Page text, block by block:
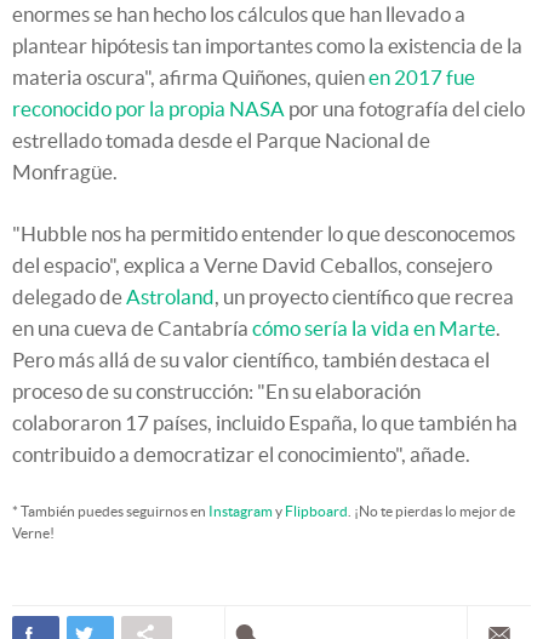
enormes se han hecho los cálculos que han llevado a
plantear hipótesis tan importantes como la existencia de la
materia oscura", afirma Quiñones, quienen 2017 fue
reconocido por la propia NASA por una fotografía del cielo
estrellado tomada desde el Parque Nacional de
Monfragüe.
"Hubble nos ha permitido entender lo que desconocemos
del espacio", explica a Verne David Ceballos, consejero
delegado deAstroland, un proyecto científico que recrea
en una cueva de Cantabría cómo sería la vida en Marte.
Pero más allá de su valor científico, también destaca el
proceso de su construcción: "En su elaboración
colaboraron 17 países, incluido España, lo que también ha
contribuido a democratizar el conocimiento", añade.
* También puedes seguirnos en Instagramy Flipboard . ¡No te pierdas lo mejor de
Verne!